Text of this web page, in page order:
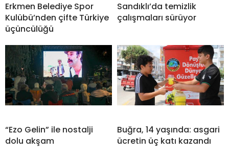
Erkmen Belediye Spor
Kulübü’nden çifte Türkiye
üçüncülüğü
Sandıklı’da temizlik
çalışmaları sürüyor
“Ezo Gelin” ile nostalji
dolu akşam
Buğra, 14 yaşında: asgari
ücretin üç katı kazandı